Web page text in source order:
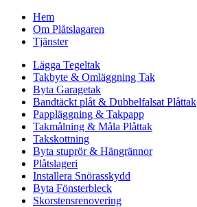
Hem
Om Plåtslagaren
Tjänster
Lägga Tegeltak
Takbyte & Omläggning Tak
Byta Garagetak
Bandtäckt plåt & Dubbelfalsat Plåttak
Pappläggning & Takpapp
Takmålning & Måla Plåttak
Takskottning
Byta stuprör & Hängrännor
Plåtslageri
Installera Snörasskydd
Byta Fönsterbleck
Skorstensrenovering